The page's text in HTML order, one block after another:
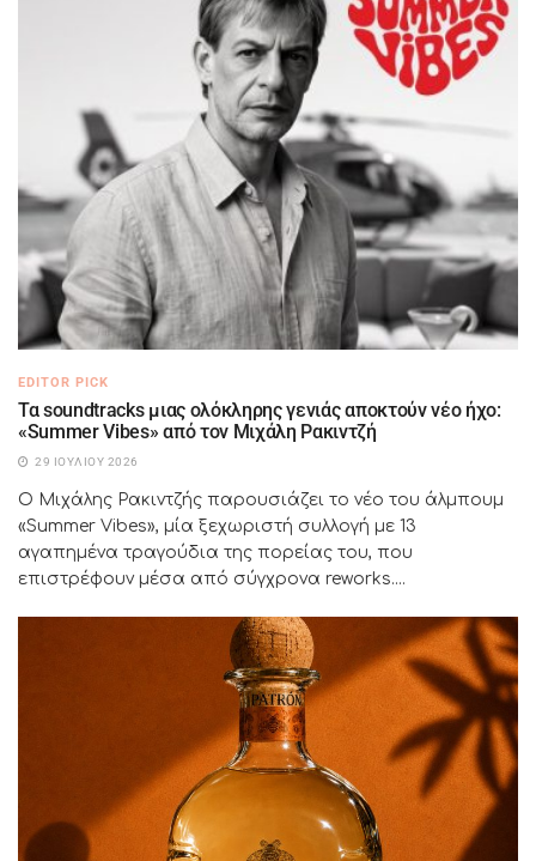
EDITOR PICK
Τα soundtracks μιας ολόκληρης γενιάς αποκτούν νέο ήχο:
«Summer Vibes» από τον Μιχάλη Ρακιντζή
29 ΙΟΥΛΊΟΥ 2026
Ο Μιχάλης Ρακιντζής παρουσιάζει το νέο του άλμπουμ
«Summer Vibes», μία ξεχωριστή συλλογή με 13
αγαπημένα τραγούδια της πορείας του, που
επιστρέφουν μέσα από σύγχρονα reworks....